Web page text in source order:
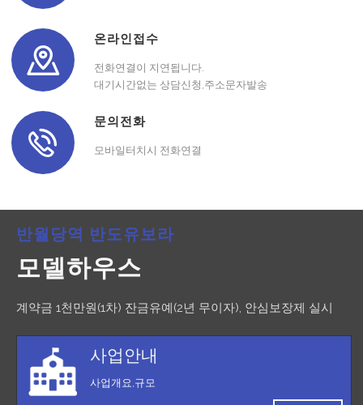
온라인접수
전화연결이 지연됩니다.
대기시간없는 상담신청,주소문자발송
문의전화
모바일터치시 전화연결
반월당역 반도유보라
모델하우스
계약금 1천만원(1차) 잔금유예(2년 무이자), 안심보장제 실시
사업안내
사업개요,규모